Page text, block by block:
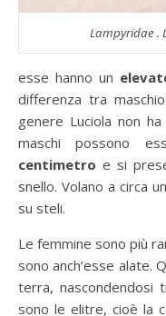
Lampyridae .
esse hanno un
differenza tra
genere Luciola non
maschi possono
centimetro e si
snello. Volano a circa
su steli.
Le femmine sono più
sono anch’esse alate.
terra, nascondendosi
sono le elitre, cioè la